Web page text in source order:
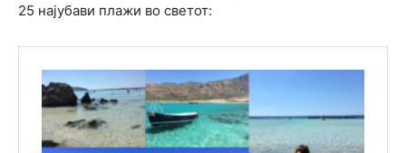
25 најубави плажи во светот: